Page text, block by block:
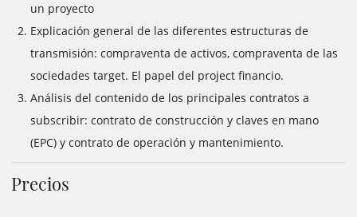
un proyecto
Explicación general de las diferentes estructuras de
transmisión: compraventa de activos, compraventa de las
sociedades target. El papel del project financio.
Análisis del contenido de los principales contratos a
subscribir: contrato de construcción y claves en mano
(EPC) y contrato de operación y mantenimiento.
Precios